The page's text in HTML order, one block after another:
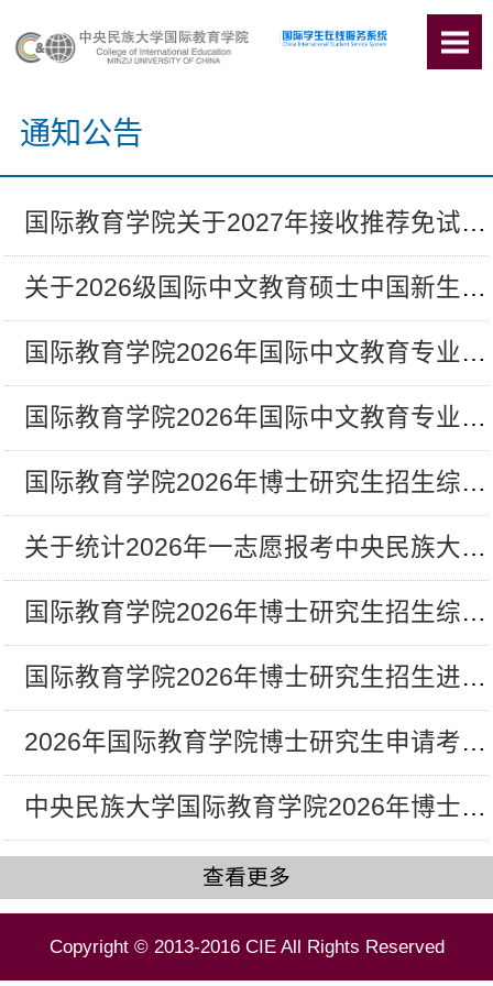
通知公告
国际教育学院关于2027年接收推荐免试研...
关于2026级国际中文教育硕士中国新生入...
国际教育学院2026年国际中文教育专业硕...
国际教育学院2026年国际中文教育专业硕...
国际教育学院2026年博士研究生招生综合...
关于统计2026年一志愿报考中央民族大学...
国际教育学院2026年博士研究生招生综合...
国际教育学院2026年博士研究生招生进入...
2026年国际教育学院博士研究生申请考核...
中央民族大学国际教育学院2026年博士研...
查看更多
Copyright © 2013-2016 CIE All Rights Reserved